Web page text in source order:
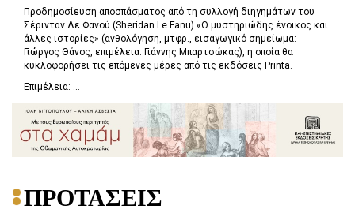
Προδημοσίευση αποσπάσματος από τη συλλογή διηγημάτων του
Σέρινταν Λε Φανού (Sheridan Le Fanu) «Ο μυστηριώδης ένοικος και
άλλες ιστορίες» (ανθολόγηση, μτφρ., εισαγωγικό σημείωμα:
Γιώργος Θάνος, επιμέλεια: Γιάννης Μπαρτσώκας), η οποία θα
κυκλοφορήσει τις επόμενες μέρες από τις εκδόσεις Printa.
Επιμέλεια: ...
ΠΡΟΤΑΣΕΙΣ